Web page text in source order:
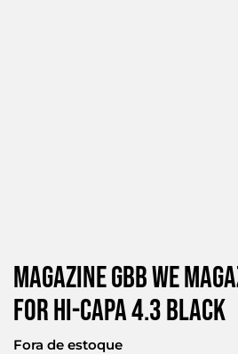
Magazine Gbb We
For Hi-capa 4.3 Black
Fora de estoque